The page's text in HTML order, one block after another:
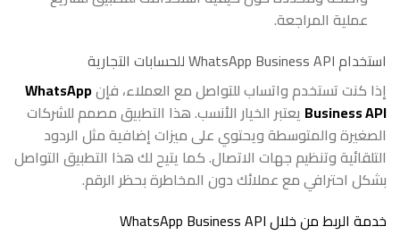
عملية المراجعة.
استخدام WhatsApp Business API للحسابات التجارية
إذا كنت تستخدم واتساب للتواصل مع العملاء، فإنWhatsApp
Business API يعتبر الخيار الأنسب. هذا التطبيق مصمم للشركات
الصغيرة والمتوسطة ويحتوي على ميزات إضافية مثل الردود
التلقائية وتنظيم جهات الاتصال. كما يتيح لك هذا التطبيق التواصل
بشكل احترافي مع عملائك دون المخاطرة بحظر الرقم.
خدمة الربط من خلال WhatsApp Business API